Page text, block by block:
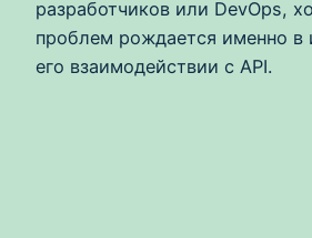
разработчиков или DevOps,
проблем рождается именно в
его взаимодействии с API.